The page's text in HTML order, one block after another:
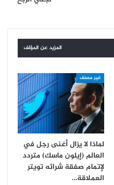
المزيد عن المؤلف
غير مصنف
لماذا لا يزال أغنى رجل في
العالم (إيلون ماسك) متردد
لإتمام صفقة شرائه تويتر
العملاقة…